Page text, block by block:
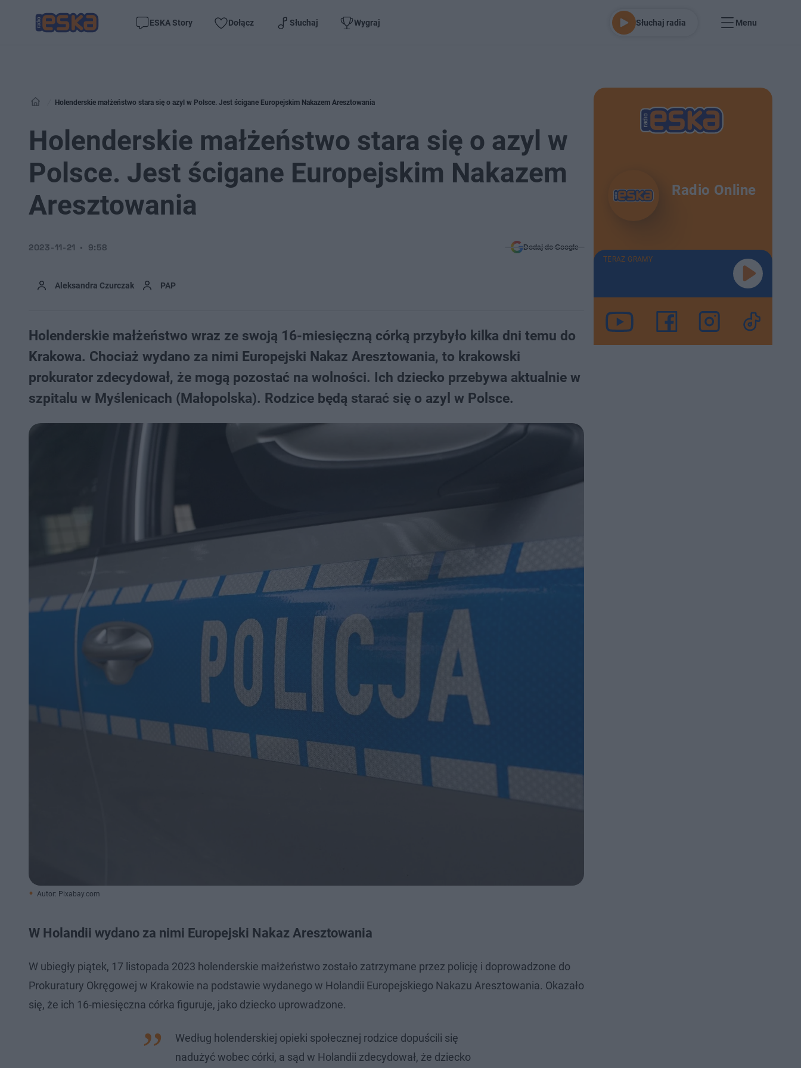
ESKA Story Dołącz Słuchaj Wygraj Słuchaj radia Menu
Holenderskie małżeństwo stara się o azyl w Polsce. Jest ścigane Europejskim Nakazem Aresztowania
Holenderskie małżeństwo stara się o azyl w
Polsce. Jest ścigane Europejskim Nakazem
Aresztowania
Aleksandra Czurczak PAP
2023-11-21 9:58 Dodaj do Google
Holenderskie małżeństwo wraz ze swoją 16-miesięczną córką przybyło kilka dni temu do
Krakowa. Chociaż wydano za nimi Europejski Nakaz Aresztowania, to krakowski
prokurator zdecydował, że mogą pozostać na wolności. Ich dziecko przebywa aktualnie w
szpitalu w Myślenicach (Małopolska). Rodzice będą starać się o azyl w Polsce.
Autor: Pixabay.com
W Holandii wydano za nimi Europejski Nakaz Aresztowania
W ubiegły piątek, 17 listopada 2023 holenderskie małżeństwo zostało zatrzymane przez policję i doprowadzone do
Prokuratury Okręgowej w Krakowie na podstawie wydanego w Holandii Europejskiego Nakazu Aresztowania. Okazało
się, że ich 16-miesięczna córka figuruje, jako dziecko uprowadzone.
Według holenderskiej opieki społecznej rodzice dopuścili się
nadużyć wobec córki, a sąd w Holandii zdecydował, że dziecko
Radio Online
TERAZ GRAMY